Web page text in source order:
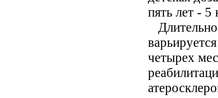
пять лет - 5
четырех